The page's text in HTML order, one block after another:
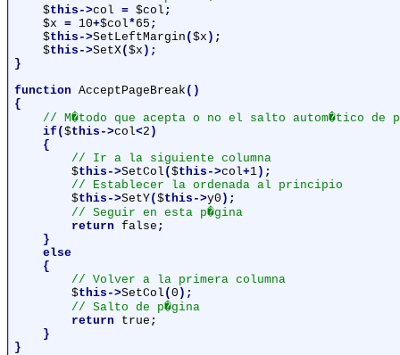
$this->col = $col ;
$x = 10+$col*65 ;
$this->SetLeftMargin ( $x );
$this->SetX( $x );
}
function AcceptPageBreak ()
{
// M�todo que acepta o no el salto autom�tico de
if( $this->col<2 )
    {
// Ir a la siguiente columna
$this->SetCol ( $this->col+1);
// Establecer la ordenada al principio
$this->SetY( $this->y0 );
// Seguir en esta p�gina
return false ;
    }
    else
    {
// Volver a la primera columna
$this->SetCol ( 0 );
// Salto de p�gina
return true ;
    }
}